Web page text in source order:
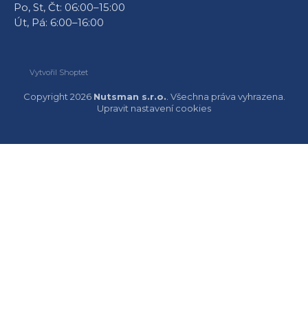
Po, St, Čt: 06:00–15:00
Út, Pá: 6:00–16:00
Vytvořil Shoptet
Copyright 2026 Nutsman s.r.o. . Všechna práva vyhrazena.
Upravit nastavení cookies